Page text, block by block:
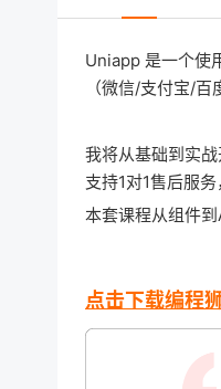
Uniapp 是一个使
（微信/支付宝/
我将从基础到实
支持1对1售后服
本套课程从组件
点击下载编程